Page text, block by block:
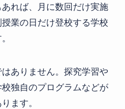
れば、月に数回だけ実施
業の日だけ登校する学校
ありません。探究学習や
独自のプログラムなどが
ます。